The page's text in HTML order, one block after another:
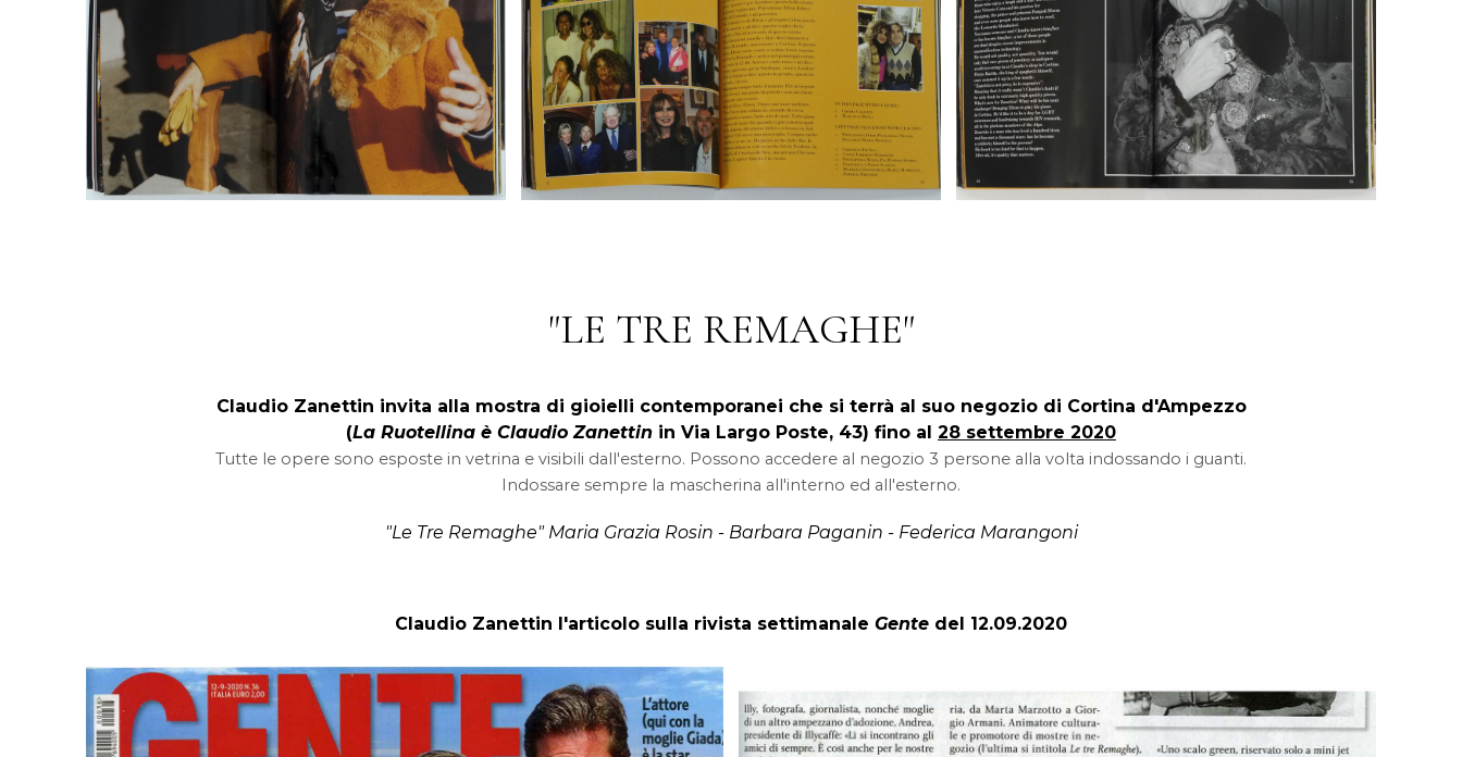
"LE TRE REMAGHE"
Claudio Zanettin invita alla mostra di gioielli contemporanei che si terrà al suo negozio di Cortina d'Ampezzo
(La Ruotellina è Claudio Zanettin in Via Largo Poste, 43) fino al 28 settembre 2020
Tutte le opere sono esposte in vetrina e visibili dall'esterno. Possono accedere al negozio 3 persone alla volta indossando i guanti.
Indossare sempre la mascherina all'interno ed all'esterno.
"Le Tre Remaghe" Maria Grazia Rosin - Barbara Paganin - Federica Marangoni
Claudio Zanettin l'articolo sulla rivista settimanale Gente del 12.09.2020